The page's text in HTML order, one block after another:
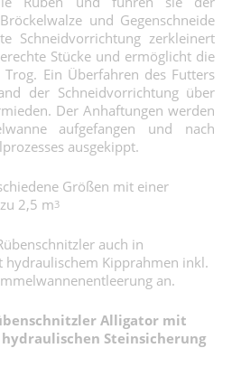
und Gegenschneide
Schneidvorrichtung zerkleinert
Stücke und ermöglicht die
Ein Überfahren des Futters
der Schneidvorrichtung über
Der Anhaftungen werden
aufgefangen und nach
ausgekippt.
Größen mit einer
2,5 m3
auch in
Kipprahmen inkl.
an.
Alligator mit
Steinsicherung